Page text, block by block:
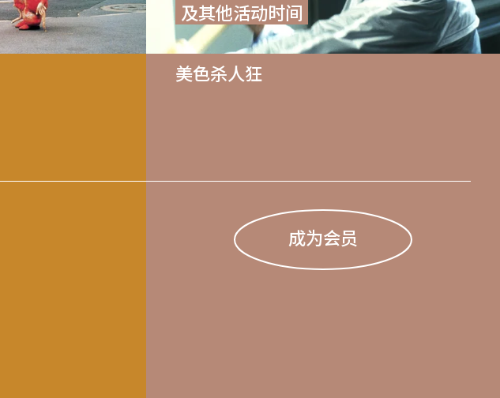
及其他活动时间
美色杀人狂
成为会员